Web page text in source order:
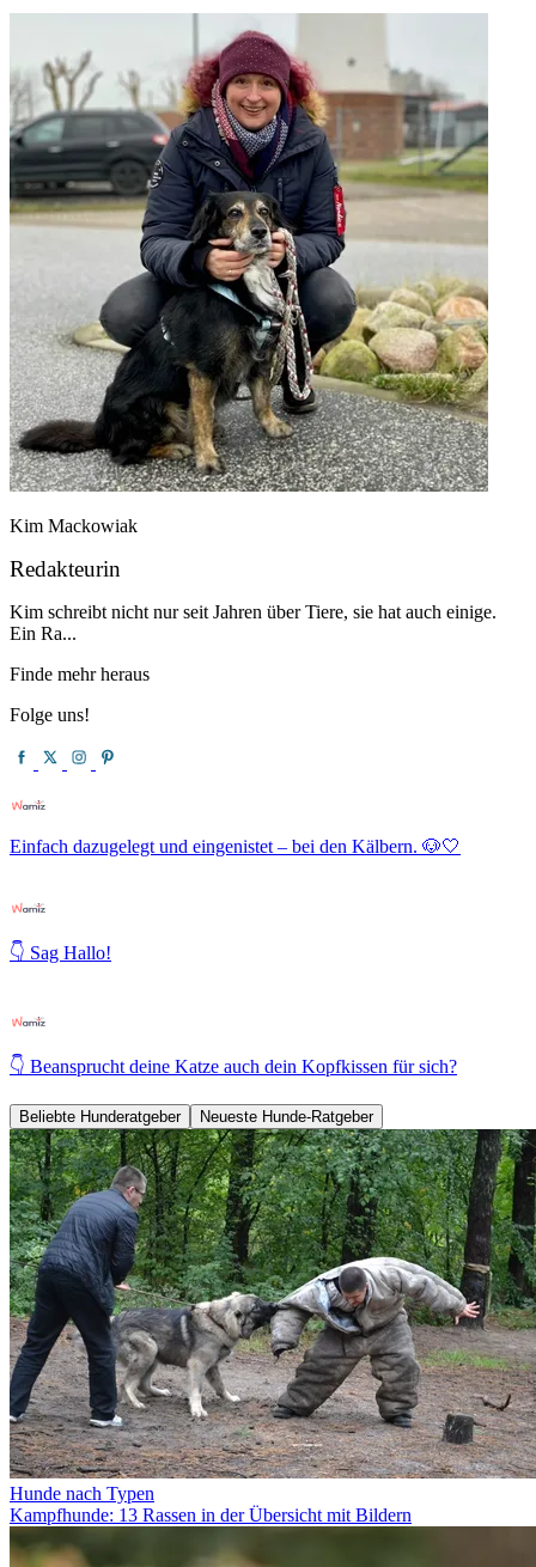
Kim Mackowiak
Redakteurin
Kim schreibt nicht nur seit Jahren über Tiere, sie hat auch einige.
Ein Ra...
Finde mehr heraus
Folge uns!
Einfach dazugelegt und eingenistet – bei den Kälbern. 🐶🤍
👇 Sag Hallo!
👇 Beansprucht deine Katze auch dein Kopfkissen für sich?
Beliebte Hunderatgeber Neueste Hunde-Ratgeber
Hunde nach Typen
Kampfhunde: 13 Rassen in der Übersicht mit Bildern